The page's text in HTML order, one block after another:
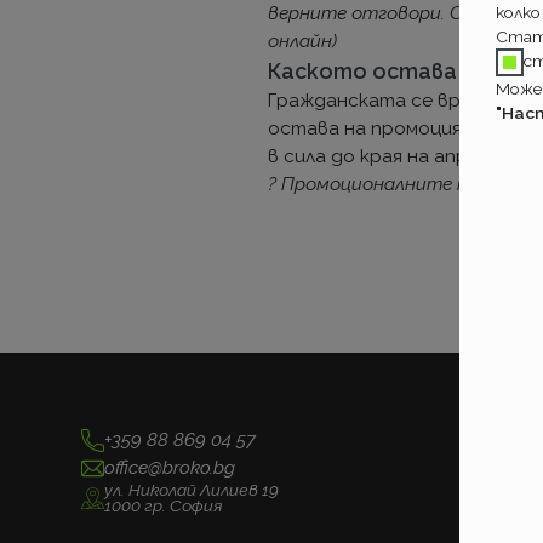
верните отговори.
онлайн)
Каското остава на
Гражданската се връща на
остава на промоция.
в сила до края на април.
?Промоционалните
+359 88 869 04 57
office@broko.bg
ул. Николай Лилиев 19
1000 гр. София